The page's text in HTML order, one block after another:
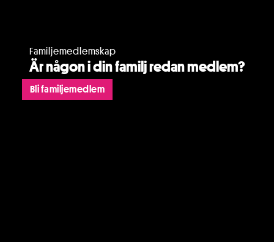
Familjemedlemskap
Är någon i din familj redan medlem?
Bli familjemedlem